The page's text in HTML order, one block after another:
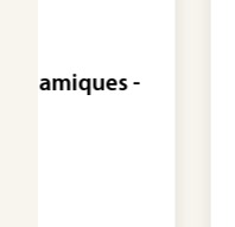
17 Novembre
Les startups